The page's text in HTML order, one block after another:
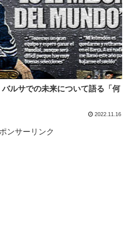
ルサでの未来について語る「何
2022.11.16
ンサーリンク